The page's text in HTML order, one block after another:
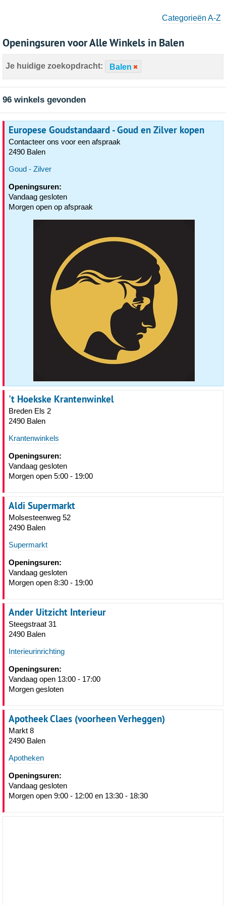
Categorieën A-Z
Openingsuren voor Alle Winkels in Balen
Je huidige zoekopdracht: Balen
96 winkels gevonden
Europese Goudstandaard - Goud en Zilver kopen
Contacteer ons voor een afspraak
2490 Balen
Goud - Zilver
Openingsuren:
Vandaag gesloten
Morgen open op afspraak
't Hoekske Krantenwinkel
Breden Els 2
2490 Balen
Krantenwinkels
Openingsuren:
Vandaag gesloten
Morgen open 5:00 - 19:00
Aldi Supermarkt
Molsesteenweg 52
2490 Balen
Supermarkt
Openingsuren:
Vandaag gesloten
Morgen open 8:30 - 19:00
Ander Uitzicht Interieur
Steegstraat 31
2490 Balen
Interieurinrichting
Openingsuren:
Vandaag open 13:00 - 17:00
Morgen gesloten
Apotheek Claes (voorheen Verheggen)
Markt 8
2490 Balen
Apotheken
Openingsuren:
Vandaag gesloten
Morgen open 9:00 - 12:00 en 13:30 - 18:30